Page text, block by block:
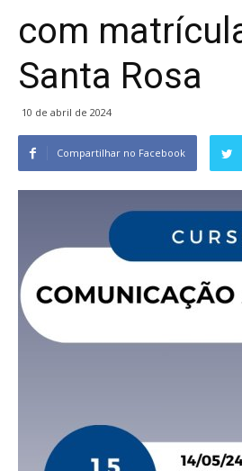
com
Santa Rosa
10 de abril de 2024
Compartilhar no Facebook